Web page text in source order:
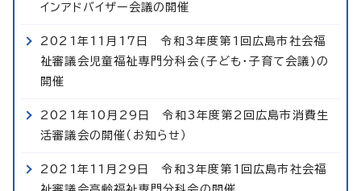
インアドバイザー会議の開催
2021年11月17日 令和3年度第1回広島市社会福
祉審議会児童福祉専門分科会(子ども・子育て会議)の
開催
2021年10月29日 令和3年度第2回広島市消費生
活審議会の開催（お知らせ）
2021年11月29日 令和3年度第1回広島市社会福